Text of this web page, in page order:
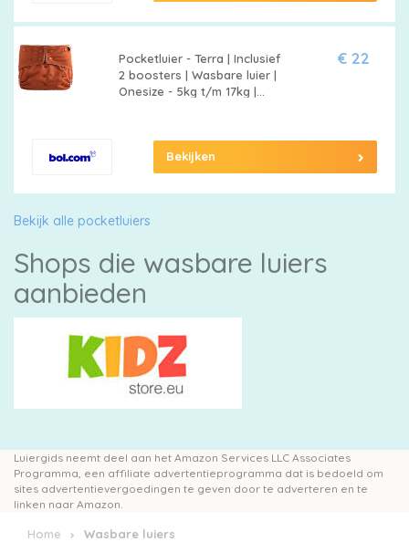
Pocketluier - Terra | Inclusief
2 boosters | Wasbare luier |
Onesize - 5kg t/m 17kg |
€ 22
Bekijken
Bekijk alle pocketluiers
Shops die wasbare luiers
aanbieden
Luiergids neemt deel aan het Amazon Services LLC Associates
Programma, een affiliate advertentieprogramma dat is bedoeld om
sites advertentievergoedingen te geven door te adverteren en te
linken naar Amazon.
Home Wasbare luiers